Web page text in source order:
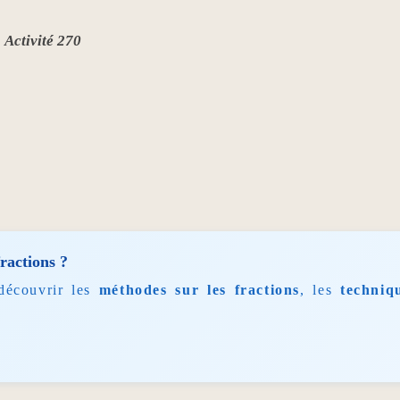
Activité 270
?
les méthodes sur les fractions, les